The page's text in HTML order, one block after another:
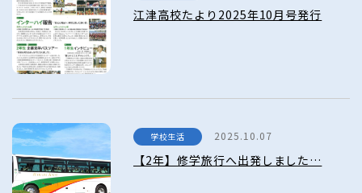
江津高校たより2025年10月号発行
学校生活 2025.10.07
【2年】修学旅行へ出発しました…